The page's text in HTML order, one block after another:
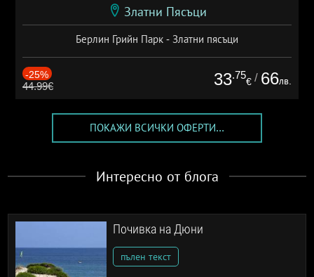
Златни Пясъци
Берлин Грийн Парк - Златни пясъци
-25%
44.99€ 33.75
€ / 66лв.
ПОКАЖИ ВСИЧКИ ОФЕРТИ...
Интересно от блога
Почивка на Дюни
пълен текст